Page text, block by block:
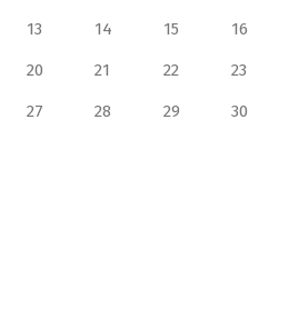
13 14 15 16
20 21 22 23
27 28 29 30